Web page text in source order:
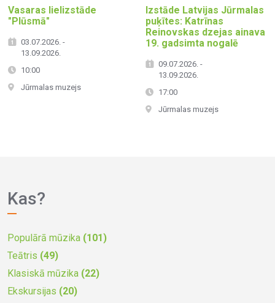
Vasaras lielizstāde
"Plūsmā"
03.07.2026. -
13.09.2026.
10:00
Jūrmalas muzejs
Izstāde Latvijas Jūrmalas
puķītes: Katrīnas
Reinovskas dzejas ainava
19. gadsimta nogalē
09.07.2026. -
13.09.2026.
17:00
Jūrmalas muzejs
Kas?
Populārā mūzika (101)
Teātris (49)
Klasiskā mūzika (22)
Ekskursijas (20)